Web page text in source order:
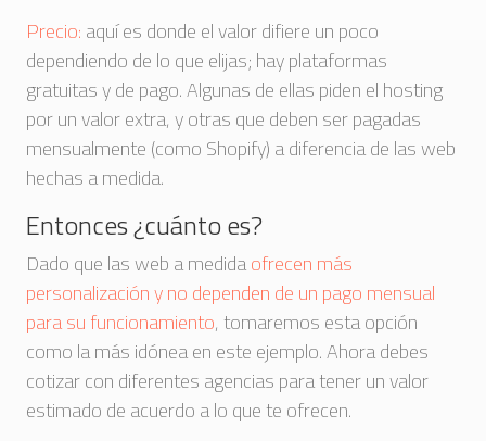
Precio: aquí es donde el valor difiere un poco
dependiendo de lo que elijas; hay plataformas
gratuitas y de pago. Algunas de ellas piden el hosting
por un valor extra, y otras que deben ser pagadas
mensualmente (como Shopify) a diferencia de las web
hechas a medida.
Entonces ¿cuánto es?
Dado que las web a medidaofrecen más
personalización y no dependen de un pago mensual
para su funcionamiento, tomaremos esta opción
como la más idónea en este ejemplo. Ahora debes
cotizar con diferentes agencias para tener un valor
estimado de acuerdo a lo que te ofrecen.